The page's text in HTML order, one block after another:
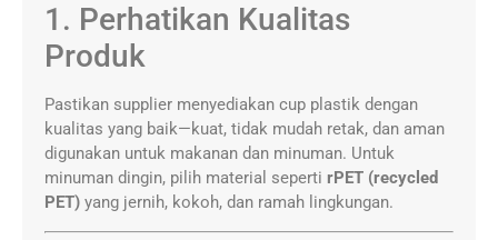
1. Perhatikan Kualitas
Produk
Pastikan supplier menyediakan cup plastik dengan
kualitas yang baik—kuat, tidak mudah retak, dan aman
digunakan untuk makanan dan minuman. Untuk
minuman dingin, pilih material seperti rPET (recycled
PET) yang jernih, kokoh, dan ramah lingkungan.